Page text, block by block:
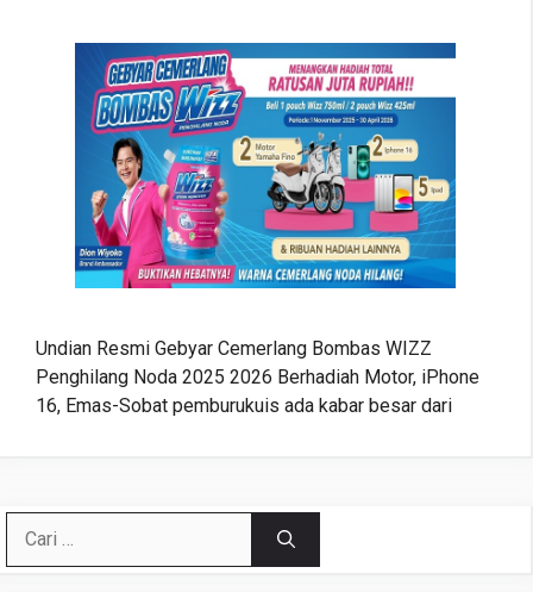
Undian Resmi Gebyar Cemerlang Bombas WIZZ
Penghilang Noda 2025 2026 Berhadiah Motor, iPhone
16, Emas-Sobat pemburukuis ada kabar besar dari
untuk: